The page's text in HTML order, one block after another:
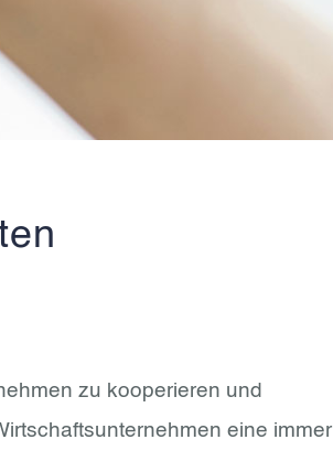
zu kooperieren und
eine immer